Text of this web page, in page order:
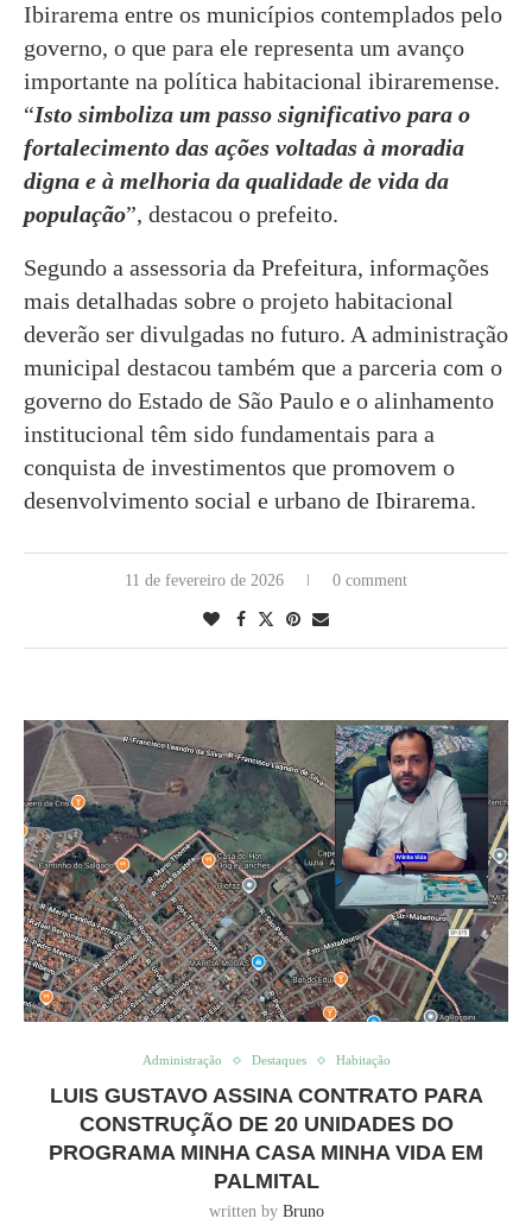
Ibirarema entre os municípios contemplados pelo
governo, o que para ele representa um avanço
importante na política habitacional ibiraremense.
“Isto simboliza um passo significativo para o
fortalecimento das ações voltadas à moradia
digna e à melhoria da qualidade de vida da
população”, destacou o prefeito.
Segundo a assessoria da Prefeitura, informações
mais detalhadas sobre o projeto habitacional
deverão ser divulgadas no futuro. A administração
municipal destacou também que a parceria com o
governo do Estado de São Paulo e o alinhamento
institucional têm sido fundamentais para a
conquista de investimentos que promovem o
desenvolvimento social e urbano de Ibirarema.
11 de fevereiro de 2026 0 comment
Administração Destaques Habitação
LUIS GUSTAVO ASSINA CONTRATO PARA
CONSTRUÇÃO DE 20 UNIDADES DO
PROGRAMA MINHA CASA MINHA VIDA EM
PALMITAL
written by Bruno